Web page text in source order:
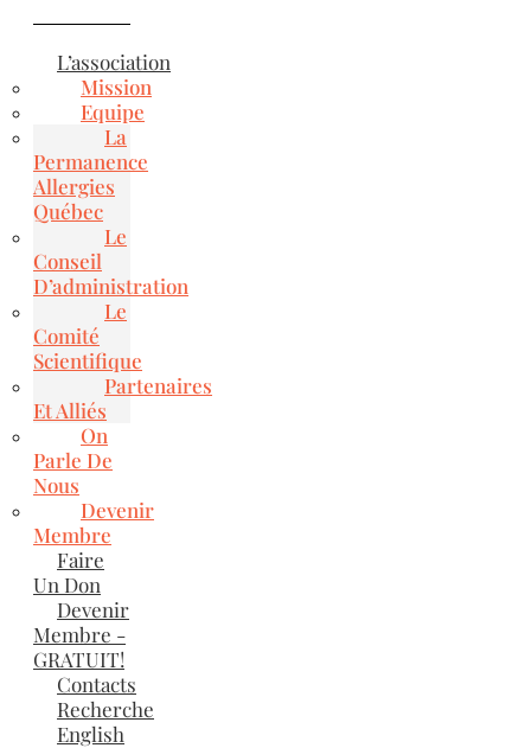
L’association
Mission
Equipe
La
Permanence
Allergies
Québec
Le
Conseil
D’administration
Le
Comité
Scientifique
Partenaires
Et Alliés
On
Parle De
Nous
Devenir
Membre
Faire
Un Don
Devenir
Membre -
GRATUIT!
Contacts
Recherche
English